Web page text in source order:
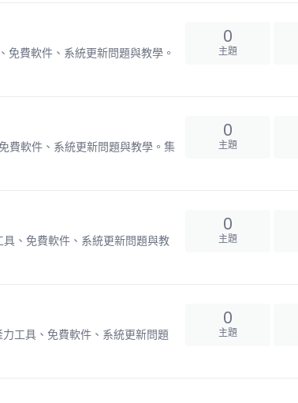
費軟件、系統更新問題與教學。
0
主題
費軟件、系統更新問題與教學。集
0
主題
、免費軟件、系統更新問題與教
0
主題
工具、免費軟件、系統更新問題
0
主題